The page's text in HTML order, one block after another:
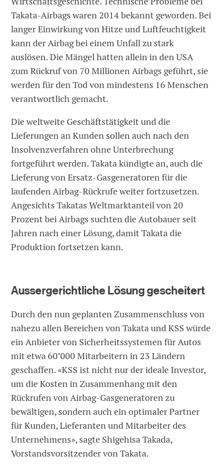
Takata-Airbags waren 2014 bekannt geworden. Bei
langer Einwirkung von Hitze und Luftfeuchtigkeit
kann der Airbag bei einem Unfall zu stark
auslösen. Die Mängel hatten allein in den USA
zum Rückruf von 70 Millionen Airbags geführt, sie
werden für den Tod von mindestens 16 Menschen
verantwortlich gemacht.
Die weltweite Geschäftstätigkeit und die
Lieferungen an Kunden sollen auch nach den
Insolvenzverfahren ohne Unterbrechung
fortgeführt werden. Takata kündigte an, auch die
Lieferung von Ersatz-Gasgeneratoren für die
laufenden Airbag-Rückrufe weiter fortzusetzen.
Angesichts Takatas Weltmarktanteil von 20
Prozent bei Airbags suchten die Autobauer seit
Jahren nach einer Lösung, damit Takata die
Produktion fortsetzen kann.
Aussergerichtliche Lösung gescheitert
Durch den nun geplanten Zusammenschluss von
nahezu allen Bereichen von Takata und KSS würde
ein Anbieter von Sicherheitssystemen für Autos
mit etwa 60’000 Mitarbeitern in 23 Ländern
geschaffen. «KSS ist nicht nur der ideale Investor,
um die Kosten in Zusammenhang mit den
Rückrufen von Airbag-Gasgeneratoren zu
bewältigen, sondern auch ein optimaler Partner
für Kunden, Lieferanten und Mitarbeiter des
Unternehmens», sagte Shigehisa Takada,
Vorstandsvorsitzender von Takata.